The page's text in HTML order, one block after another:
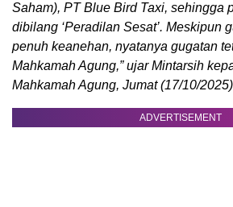
Saham), PT Blue Bird Taxi, sehingga
dibilang ‘Peradilan Sesat’. Meskipun
penuh keanehan, nyatanya gugatan
Mahkamah Agung,” ujar Mintarsih
Mahkamah Agung, Jumat (17/10/
ADVERTISEMENT